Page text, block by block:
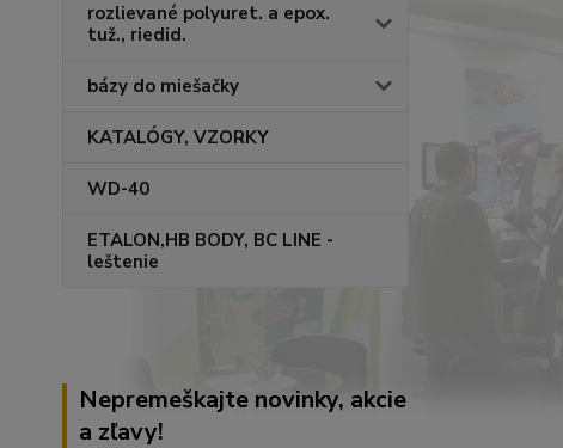
rozlievané polyuret. a epox.
tuž., riedid.
bázy do miešačky
KATALÓGY, VZORKY
WD-40
ETALON,HB BODY, BC LINE -
leštenie
Nepremeškajte novinky, akcie
a zľavy!